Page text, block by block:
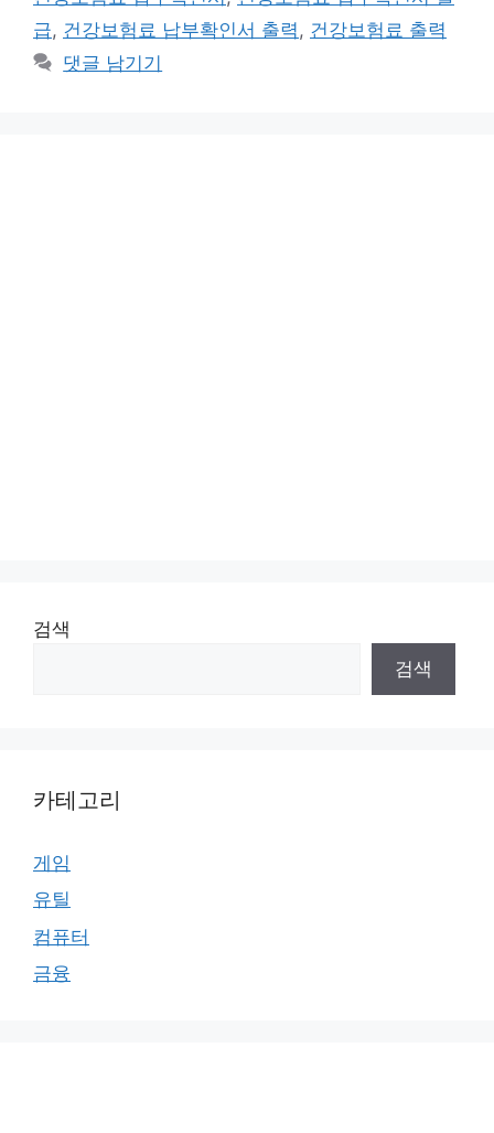
리
급, 건강보험료 납부확인서 출력 , 건강보험료 출력
댓글 남기기
검색
검색
카테고리
게임
유틸
컴퓨터
금융